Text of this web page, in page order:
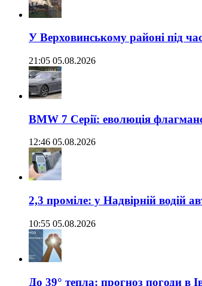
У Верховинському районі під
21:05 05.08.2026
BMW 7 Серії: еволюція
12:46 05.08.2026
2,3 проміле: у Надвірній водій
10:55 05.08.2026
До 39° тепла: прогноз погоди в